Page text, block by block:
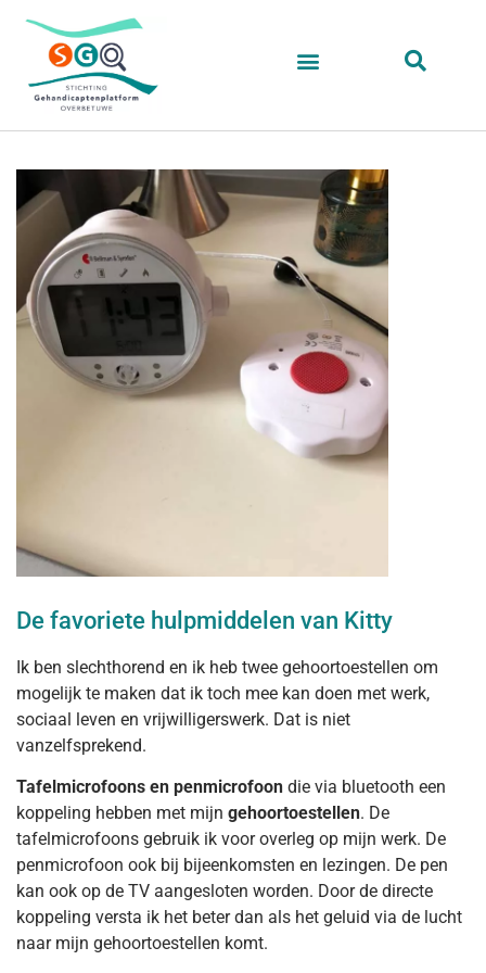
De favoriete hulpmiddelen van Kitty
Ik ben slechthorend en ik heb twee gehoortoestellen om
mogelijk te maken dat ik toch mee kan doen met werk,
sociaal leven en vrijwilligerswerk. Dat is niet
vanzelfsprekend.
Tafelmicrofoons en penmicrofoon die via bluetooth een
koppeling hebben met mijn gehoortoestellen. De
tafelmicrofoons gebruik ik voor overleg op mijn werk. De
penmicrofoon ook bij bijeenkomsten en lezingen. De pen
kan ook op de TV aangesloten worden. Door de directe
koppeling versta ik het beter dan als het geluid via de lucht
naar mijn gehoortoestellen komt.